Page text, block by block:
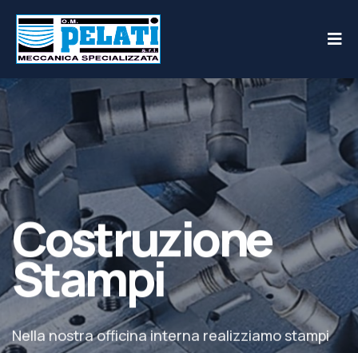
Costruzione
Stampi
Nella nostra officina interna realizziamo stampi